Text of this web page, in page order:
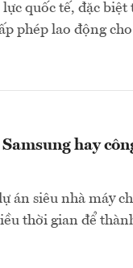
quốc tế, đặc
phép lao động
hay
án siêu nhà máy
thời gian để